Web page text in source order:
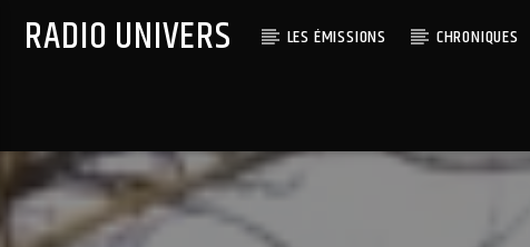
RADIO UNIVERS LES ÉMISSIONS CHRONIQUES
Titre diffusé :